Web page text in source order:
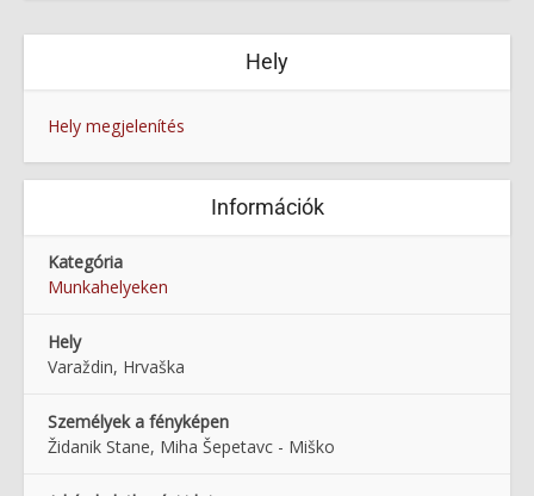
Hely
Hely megjelenítés
Információk
Kategória
Munkahelyeken
Hely
Varaždin, Hrvaška
Személyek a fényképen
Židanik Stane, Miha Šepetavc - Miško